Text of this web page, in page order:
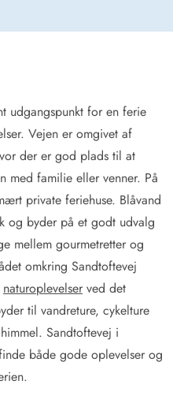
udgangspunkt for en ferie
Vejen er omgivet af
der er god plads til at
med familie eller venner. På
private feriehuse. Blåvand
og byder på et godt udvalg
mellem gourmetretter og
omkring Sandtoftevej
naturoplevelser ved det
til vandreture, cykelture
Sandtoftevej i
både gode oplevelser og